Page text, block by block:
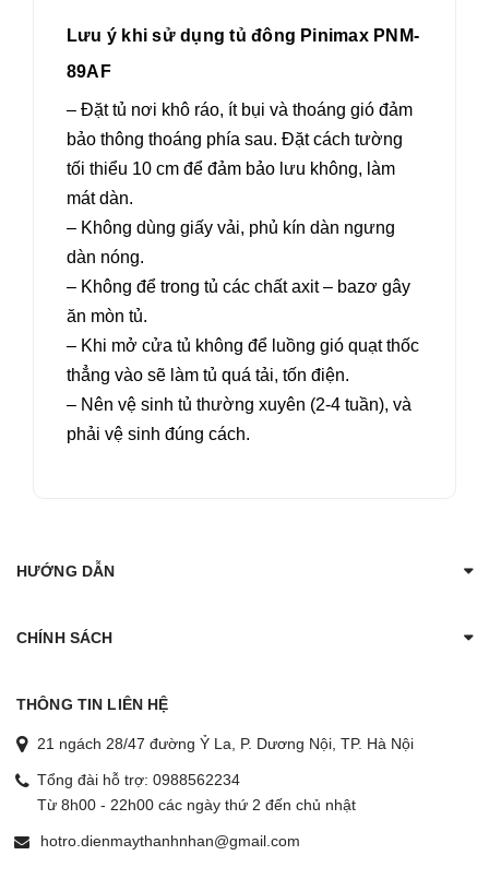
Lưu ý khi sử dụng tủ đông Pinimax PNM-
89AF
– Đặt tủ nơi khô ráo, ít bụi và thoáng gió đảm
bảo thông thoáng phía sau. Đặt cách tường
tối thiểu 10 cm để đảm bảo lưu không, làm
mát dàn.
– Không dùng giấy vải, phủ kín dàn ngưng
dàn nóng.
– Không để trong tủ các chất axit – bazơ gây
ăn mòn tủ.
– Khi mở cửa tủ không để luồng gió quạt thốc
thẳng vào sẽ làm tủ quá tải, tốn điện.
– Nên vệ sinh tủ thường xuyên (2-4 tuần), và
phải vệ sinh đúng cách.
HƯỚNG DẪN
CHÍNH SÁCH
THÔNG TIN LIÊN HỆ
21 ngách 28/47 đường Ỷ La, P. Dương Nội, TP. Hà Nội
Tổng đài hỗ trợ: 0988562234
Từ 8h00 - 22h00 các ngày thứ 2 đến chủ nhật
hotro.dienmaythanhnhan@gmail.com